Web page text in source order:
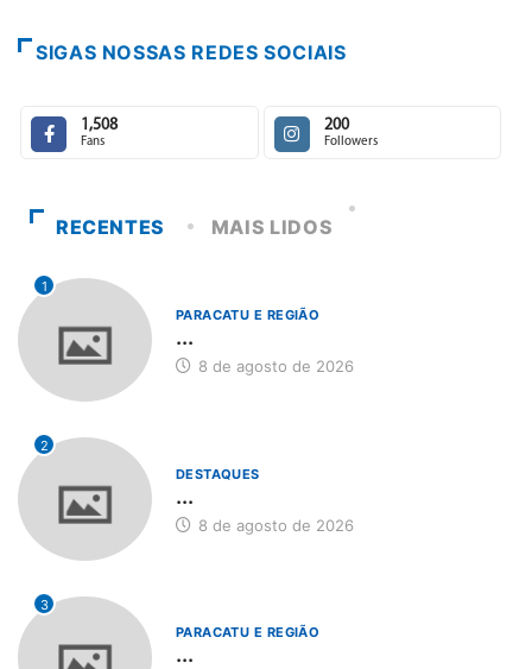
SIGAS NOSSAS REDES SOCIAIS
1,508
Fans
200
Followers
RECENTES MAIS LIDOS
1
PARACATU E REGIÃO
...
8 de agosto de 2026
2
DESTAQUES
...
8 de agosto de 2026
3
PARACATU E REGIÃO
...